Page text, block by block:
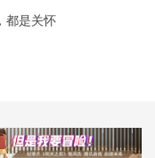
都是关怀